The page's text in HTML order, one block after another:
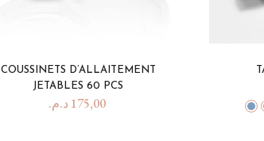
COUSSINETS D’ALLAITEMENT
JETABLES 60 PCS
175,00 د.م.